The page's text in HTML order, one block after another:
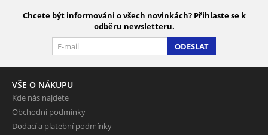
Chcete být informováni o všech novinkách? Přihlaste se k
odběru newsletteru.
ODESLAT
VŠE O NÁKUPU
Kde nás najdete
Obchodní podmínky
Dodací a platební podmínky